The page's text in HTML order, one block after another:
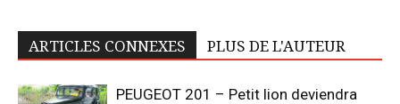
ARTICLES CONNEXES PLUS DE L'AUTEUR
PEUGEOT 201 – Petit lion deviendra